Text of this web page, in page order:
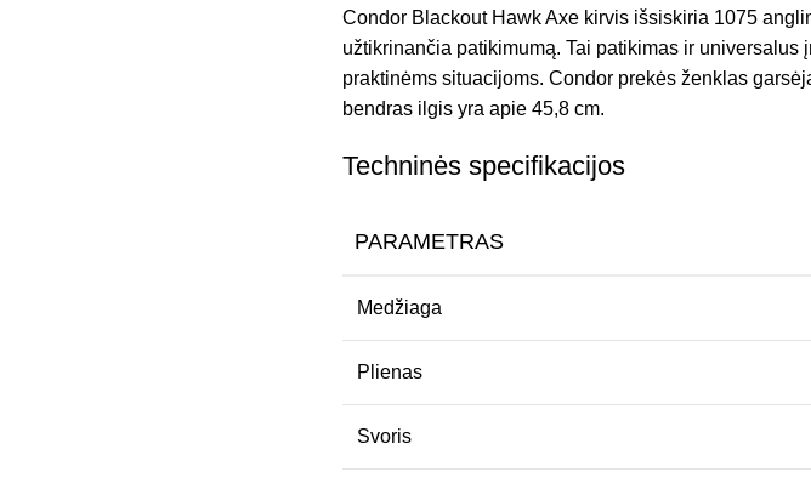
Condor Blackout Hawk Axe kirvis išsiskiria 1075
užtikrinančia patikimumą. Tai patikimas ir
praktinėms situacijoms. Condor prekės ženklas
bendras ilgis yra apie 45,8 cm.
Techninės specifikacijos
PARAMETRAS
Medžiaga
Plienas
Svoris